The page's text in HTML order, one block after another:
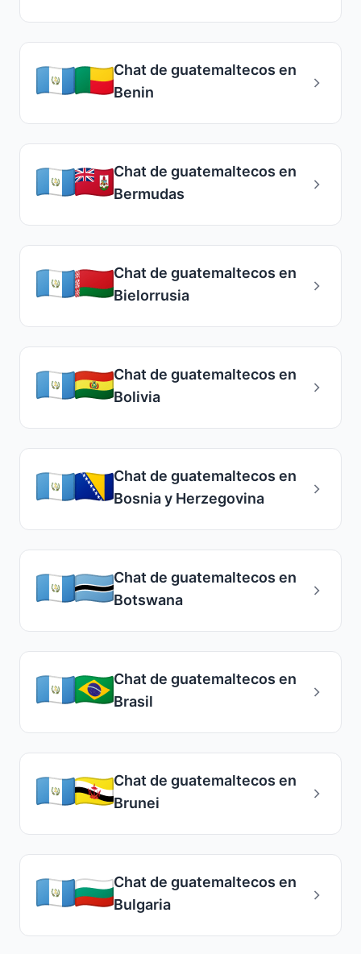
Chat de guatemaltecos en
Benin
Chat de guatemaltecos en
Bermudas
Chat de guatemaltecos en
Bielorrusia
Chat de guatemaltecos en
Bolivia
Chat de guatemaltecos en
Bosnia y Herzegovina
Chat de guatemaltecos en
Botswana
Chat de guatemaltecos en
Brasil
Chat de guatemaltecos en
Brunei
Chat de guatemaltecos en
Bulgaria